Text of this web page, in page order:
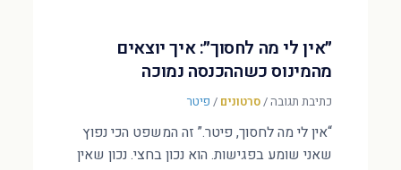
״אין לי מה לחסוך״: איך יוצאים
מהמינוס כשההכנסה נמוכה
כתיבת תגובה/סרטונים / פיטר
“אין לי מה לחסוך, פיטר.” זה המשפט הכי נפוץ
שאני שומע בפגישות. הוא נכון בחצי. נכון שאין